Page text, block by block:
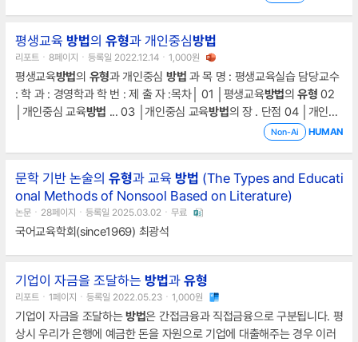
진다. 이방법은 고대 희랍시대의 철학자들이 서로의 지식을 나누어 갖기
위해 사용해 온 이래 지금
평생교육 방법의 유형과 개인중심방법
리포트ㆍ8페이지ㆍ등록일 2022.12.14ㆍ1,000원
평생교육방법의 유형과 개인중심 방법 과 목 명 : 평생교육실습 담당교수
: 학 과 : 경영학과 학 번 : 제 출 자 :목차│ 01 │평생교육방법의유형 02
│개인중심 교육방법 ... 03 │개인중심 교육방법의 장 . 단점 04 │개인중
개인중심방법집단중심
인중심 교육 방법의 필요성 개인중심 교육 방법의 정의 02 ｜ 개인중심 교
육방법집단형태의 활동
Non-Ai HUMAN
문학 기반 논술의 유형과 교육 방법 (The Types and Educati
onal Methods of Nonsool Based on Literature)
논문ㆍ28페이지ㆍ등록일 2025.03.02ㆍ무료
국어교육학회(since1969) 최광석
기업이 자금을 조달하는 방법과 유형
리포트ㆍ1페이지ㆍ등록일 2022.05.23ㆍ1,000원
기업이 자금을 조달하는방법은 간접금융과 직접금융으로 구분됩니다. 평
상시 우리가 은행에 예금한 돈을 자원으로 기업에 대출해주는 경우 이러